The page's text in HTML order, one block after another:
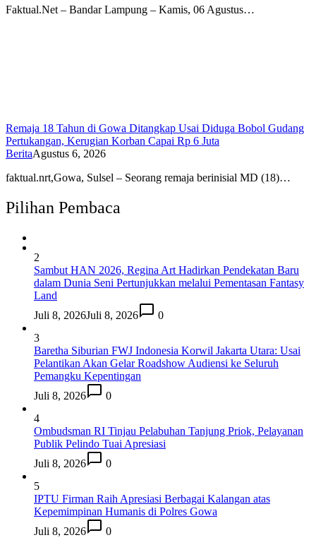
Faktual.Net – Bandar Lampung – Kamis, 06 Agustus…
Remaja 18 Tahun di Gowa Ditangkap Usai Diduga Bobol Gudang
Pertukangan, Kerugian Korban Capai Rp 6 Juta
BeritaAgustus 6, 2026
faktual.nrt,Gowa, Sulsel – Seorang remaja berinisial MD (18)…
Pilihan Pembaca
2
Sambut HAN 2026, Regina Art Hadirkan Pendekatan Baru
dalam Dunia Seni Pertunjukkan melalui Pementasan Fantasy
Land
Juli 8, 2026Juli 8, 2026
0
3
Baretha Siburian FWJ Indonesia Korwil Jakarta Utara: Usai
Pelantikan Akan Gelar Roadshow Audiensi ke Seluruh
Pemangku Kepentingan
Juli 8, 2026
0
4
Ombudsman RI Tinjau Pelabuhan Tanjung Priok, Pelayanan
Publik Pelindo Tuai Apresiasi
Juli 8, 2026
0
5
IPTU Firman Raih Apresiasi Berbagai Kalangan atas
Kepemimpinan Humanis di Polres Gowa
Juli 8, 2026
0